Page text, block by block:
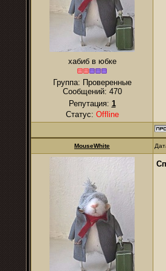
хабиб в юбке
Группа: Проверенные
Сообщений: 470
Репутация: 1
Статус: Offline
MouseWhite